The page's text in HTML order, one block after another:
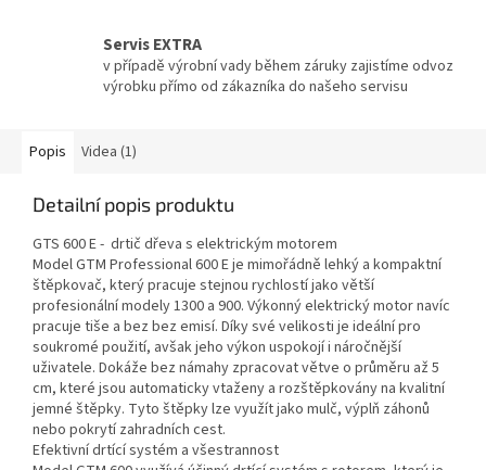
Servis EXTRA
v případě výrobní vady během záruky zajistíme odvoz
výrobku přímo od zákazníka do našeho servisu
Popis Videa (1)
Detailní popis produktu
GTS 600 E - drtič dřeva s elektrickým motorem
Model GTM Professional 600 E je mimořádně lehký a kompaktní
štěpkovač, který pracuje stejnou rychlostí jako větší
profesionální modely 1300 a 900. Výkonný elektrický motor navíc
pracuje tiše a bez bez emisí. Díky své velikosti je ideální pro
soukromé použití, avšak jeho výkon uspokojí i náročnější
uživatele. Dokáže bez námahy zpracovat větve o průměru až 5
cm, které jsou automaticky vtaženy a rozštěpkovány na kvalitní
jemné štěpky. Tyto štěpky lze využít jako mulč, výplň záhonů
nebo pokrytí zahradních cest.
Efektivní drtící systém a všestrannost